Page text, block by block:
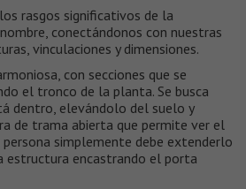
rasgos significativos de la
conectándonos con nuestras
vinculaciones y dimensiones.
con secciones que se
el tronco de la planta. Se busca
dentro, elevándolo del suelo y
de trama abierta que permite ver el
simplemente debe extenderlo
estructura encastrando el porta